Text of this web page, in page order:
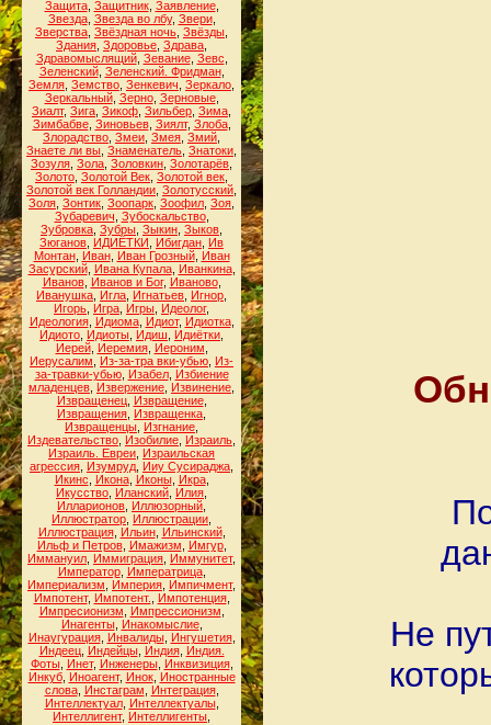
Защита, Защитник, Заявление,
Звезда, Звезда во лбу, Звери,
Зверства Звёздная ночь Звёзды
Здания Здоровье Здрава
Здравомыслящий, Зевание, Зевс
Зеленский, Зеленский. Фридман,
Земля Земство Зенкевич Зеркало
Зеркальный, Зерно, Зерновые,
Зиалт, Зига Зикоф Зильбер Зима
Зимбабве, Зиновьев, Зиялт, Злоба,
Злорадство Змеи Змея Змий
Знаете ли вы Знаменатель Знатоки
Зозуля Зола Золовкин Золотарёв
Золото Золотой Век Золотой век
Золотой век Голландии Золотусский
Золя Зонтик Зоопарк Зоофил Зоя
Зубаревич Зубоскальство,
Зубровка Зубры Зыкин Зыков
Зюганов ИДИЁТКИ Ибигдан Ив
Монтан, Иван, Иван Грозный, Иван
Засурский, Ивана Купала, Иванкина,
Иванов, Иванов и Бог, Иваново,
Иванушка Игла Игнатьев Игнор
Игорь Игра Игры Идеолог,
Идеология, Идиома, Идиот, Идиотка,
Идиото Идиоты Идиш Идиётки
Иерей, Иеремия, Иероним
Иерусалим
Из-за-тра вки-убью Из-
за-травки-убью, Изабел, Избиение
младенцев Извержение Извинение
Извращенец, Извращение,
Извращения Извращенка
Извращенцы Изгнание
Издевательство Изобилие Израиль
Израиль. Евреи Израильская
агрессия Изумруд Ииу Сусираджа
Икинс
Икона, Иконы, Икра,
Икусство Иланский Илия
Илларионов Иллюзорный
Иллюстратор Иллюстрации
Иллюстрация, Ильин, Ильинский,
Ильф и Петров, Имажизм Имгур,
Иммануил Иммиграция Иммунитет,
Император, Императрица,
Империализм
Империя Импичмент,
Импотент, Импотент. Импотенция,
Импресионизм
Импрессионизм
Инагенты, Инакомыслие,
Инаугурация, Инвалиды, Ингушетия,
Индеец, Индейцы, Индия, Индия.
Фоты, Инет, Инженеры, Инквизиция,
Инкуб, Иноагент, Инок, Иностранные
слова, Инстаграм Интеграция,
Интеллектуал, Интеллектуалы,
Интеллигент, Интеллигенты
Не